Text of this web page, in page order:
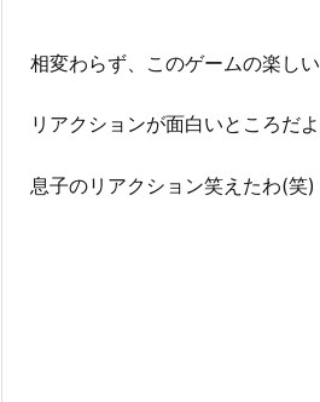
相変わらず、このゲームの楽し
リアクションが面白いところだよ
息子のリアクション笑えたわ(笑)